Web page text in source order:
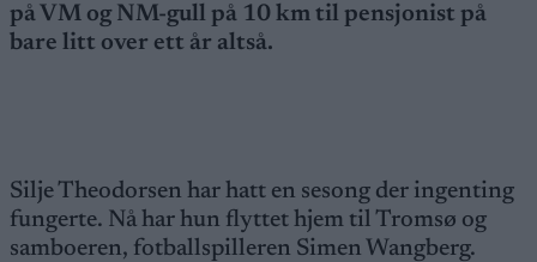
på VM og NM-gull på 10 km til pensjonist på
bare litt over ett år altså.
Silje Theodorsen har hatt en sesong der ingenting
fungerte. Nå har hun flyttet hjem til Tromsø og
samboeren, fotballspilleren Simen Wangberg.